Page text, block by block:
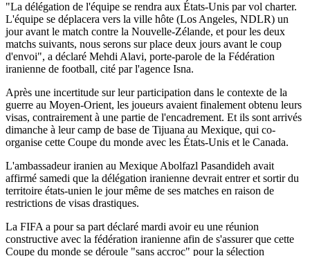
"La délégation de l'équipe se rendra aux États-Unis par vol charter.
L'équipe se déplacera vers la ville hôte (Los Angeles, NDLR) un
jour avant le match contre la Nouvelle-Zélande, et pour les deux
matchs suivants, nous serons sur place deux jours avant le coup
d'envoi", a déclaré Mehdi Alavi, porte-parole de la Fédération
iranienne de football, cité par l'agence Isna.
Après une incertitude sur leur participation dans le contexte de la
guerre au Moyen-Orient, les joueurs avaient finalement obtenu leurs
visas, contrairement à une partie de l'encadrement. Et ils sont arrivés
dimanche à leur camp de base de Tijuana au Mexique, qui co-
organise cette Coupe du monde avec les États-Unis et le Canada.
L'ambassadeur iranien au Mexique Abolfazl Pasandideh avait
affirmé samedi que la délégation iranienne devrait entrer et sortir du
territoire états-unien le jour même de ses matches en raison de
restrictions de visas drastiques.
La FIFA a pour sa part déclaré mardi avoir eu une réunion
constructive avec la fédération iranienne afin de s'assurer que cette
Coupe du monde se déroule "sans accroc" pour la sélection